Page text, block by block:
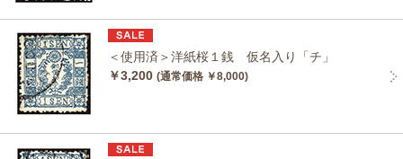
＜使用済＞洋紙桜１銭 仮名入り「チ」
￥3,200 (通常価格 ￥8,000)